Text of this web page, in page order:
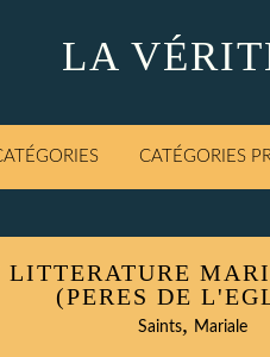
LA
CATÉGORIES
(PERES DE
Saints, Mariale